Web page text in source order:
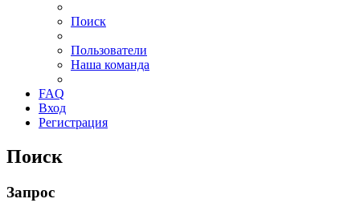
Поиск
Пользователи
Наша команда
FAQ
Вход
Регистрация
Поиск
Запрос